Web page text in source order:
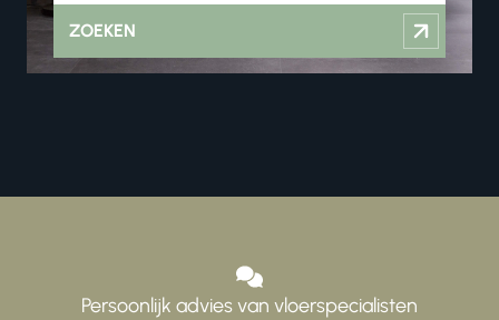
ZOEKEN
Persoonlijk advies van vloerspecialisten